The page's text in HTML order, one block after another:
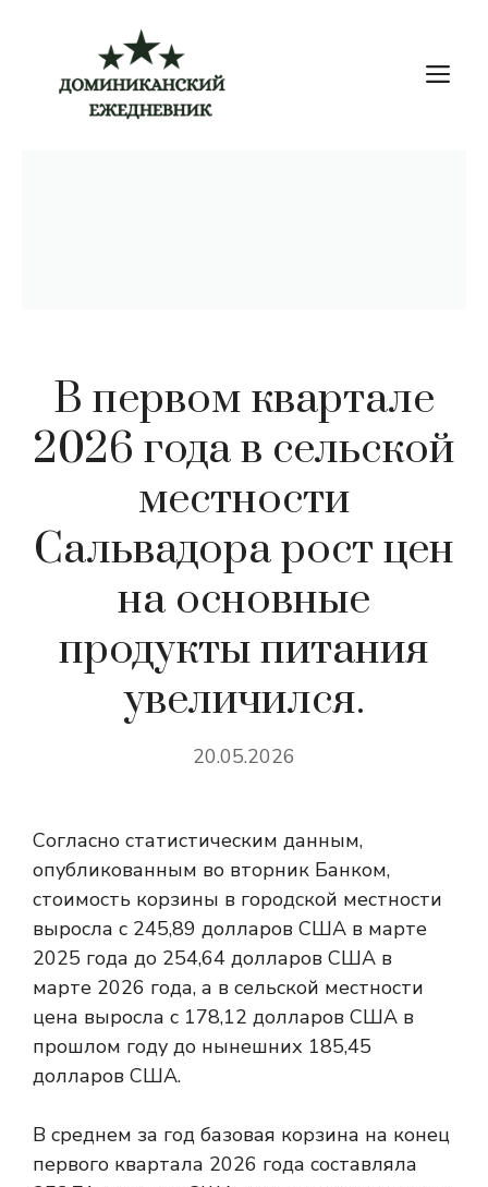
содержимому
В первом квартале
2026 года в сельской
местности
Сальвадора рост цен
на основные
продукты питания
увеличился.
20.05.2026
Согласно статистическим данным,
опубликованным во вторник Банком,
стоимость корзины в городской местности
выросла с 245,89 долларов США в марте
2025 года до 254,64 долларов США в
марте 2026 года, а в сельской местности
цена выросла с 178,12 долларов США в
прошлом году до нынешних 185,45
долларов США.
В среднем за год базовая корзина на конец
первого квартала 2026 года составляла